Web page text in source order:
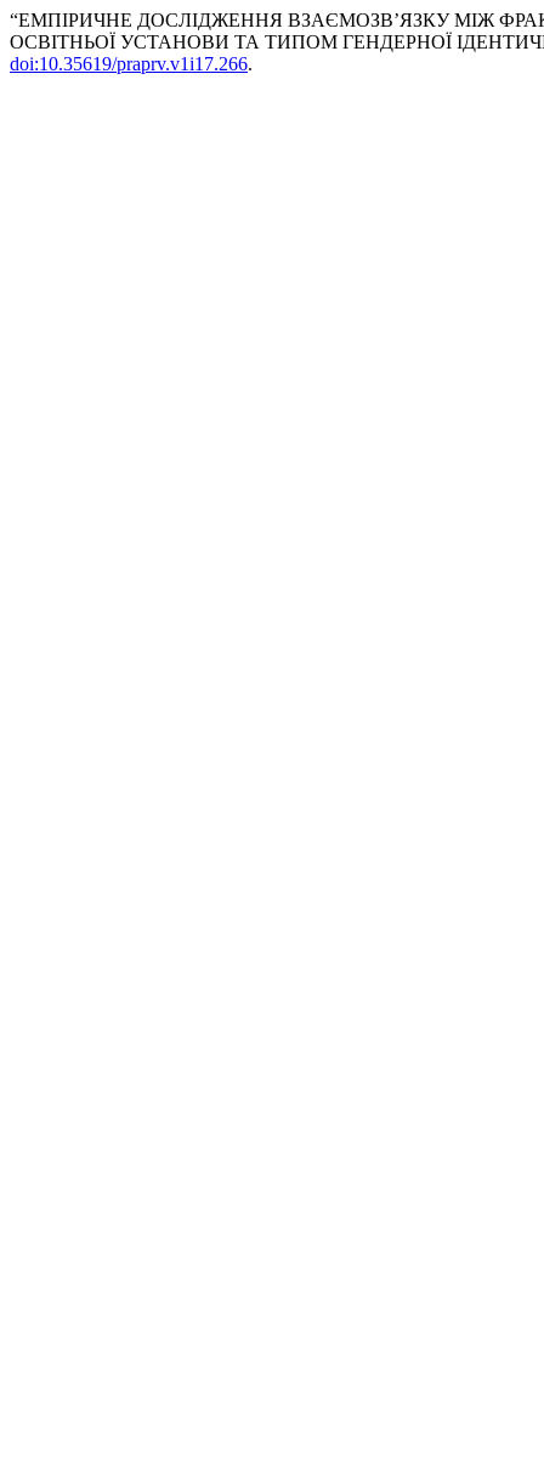
“ЕМПІРИЧНЕ ДОСЛІДЖЕННЯ ВЗАЄМОЗВ’ЯЗКУ МІЖ
ОСВІТНЬОЇ УСТАНОВИ ТА ТИПОМ ГЕНДЕРНОЇ
doi:10.35619/praprv.v1i17.266.